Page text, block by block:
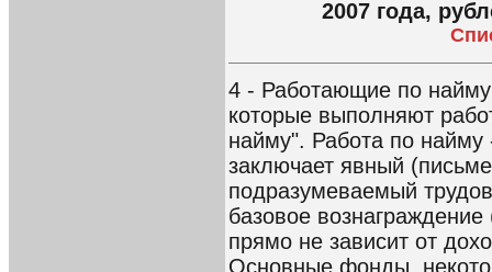
2007 года,
4 - Работающие по
которые выполняют
найму". Работа по найму
заключает явный
подразумеваемый
базовое
прямо не зависит от
Основные фонды,